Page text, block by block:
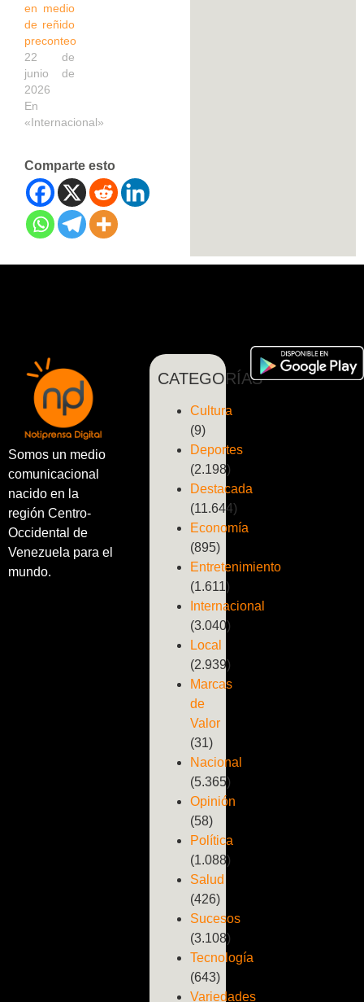
en medio
de reñido
preconteo
22 de
junio de
2026
En
«Internacional»
Comparte esto
Somos un medio
comunicacional
nacido en la
región Centro-
Occidental de
Venezuela para el
mundo.
CATEGORÍAS
Cultura
(9)
Deportes
(2.198)
Destacada
(11.644)
Economía
(895)
Entretenimiento
(1.611)
Internacional
(3.040)
Local
(2.939)
Marcas
de
Valor
(31)
Nacional
(5.365)
Opinión
(58)
Política
(1.088)
Salud
(426)
Sucesos
(3.108)
Tecnología
(643)
Variedades